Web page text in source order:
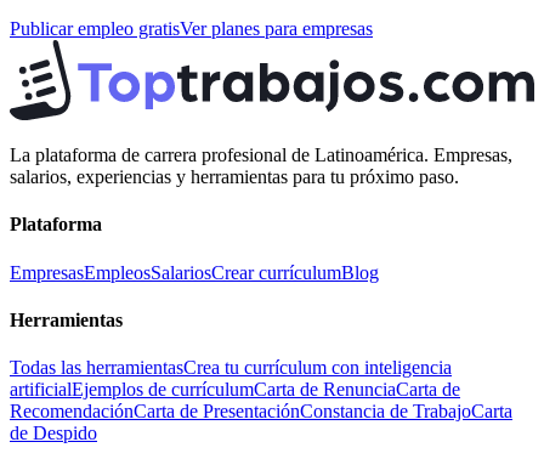
Publicar empleo gratisVer planes para empresas
La plataforma de carrera profesional de Latinoamérica. Empresas,
salarios, experiencias y herramientas para tu próximo paso.
Plataforma
EmpresasEmpleosSalariosCrear currículumBlog
Herramientas
Todas las herramientasCrea tu currículum con inteligencia
artificialEjemplos de currículumCarta de RenunciaCarta de
RecomendaciónCarta de PresentaciónConstancia de TrabajoCarta
de Despido